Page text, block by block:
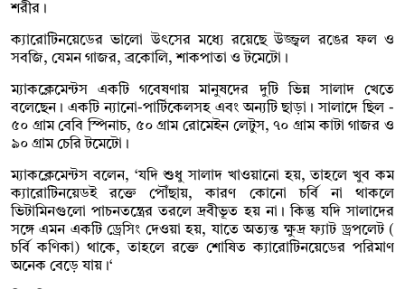
শরীর।
ক্যারোটিনয়েডের ভালো উৎসের মধ্যে রয়েছে উজ্জ্বল রঙের ফল ও
সবজি, যেমন গাজর, ব্রকোলি, শাকপাতা ও টমেটো।
ম্যাকক্লেমেন্টস একটি গবেষণায় মানুষদের দুটি ভিন্ন সালাদ খেতে
বলেছেন। একটি ন্যানো-পার্টিকেলসহ এবং অন্যটি ছাড়া। সালাদে ছিল -
৫০ গ্রাম বেবি স্পিনাচ, ৫০ গ্রাম রোমেইন লেটুস, ৭০ গ্রাম কাটা গাজর ও
৯০ গ্রাম চেরি টমেটো।
ম্যাকক্লেমেন্টস বলেন, ‘যদি শুধু সালাদ খাওয়ানো হয়, তাহলে খুব কম
ক্যারোটিনয়েডই রক্তে পৌঁছায়, কারণ কোনো চর্বি না থাকলে
ভিটামিনগুলো পাচনতন্ত্রের তরলে দ্রবীভূত হয় না। কিন্তু যদি সালাদের
সঙ্গে এমন একটি ড্রেসিং দেওয়া হয়, যাতে অত্যন্ত ক্ষুদ্র ফ্যাট ড্রপলেট (
চর্বি কণিকা) থাকে, তাহলে রক্তে শোষিত ক্যারোটিনয়েডের পরিমাণ
অনেক বেড়ে যায়।‘